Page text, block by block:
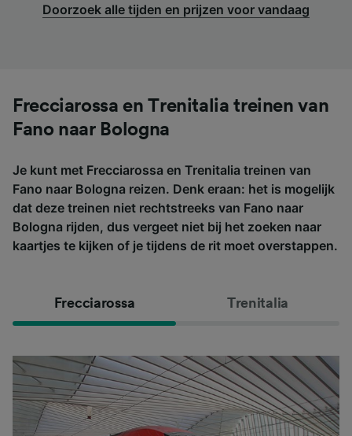
Doorzoek alle tijden en prijzen voor vandaag
Frecciarossa en Trenitalia treinen van
Fano naar Bologna
Je kunt met Frecciarossa en Trenitalia treinen van
Fano naar Bologna reizen. Denk eraan: het is mogelijk
dat deze treinen niet rechtstreeks van Fano naar
Bologna rijden, dus vergeet niet bij het zoeken naar
kaartjes te kijken of je tijdens de rit moet overstappen.
Frecciarossa Trenitalia